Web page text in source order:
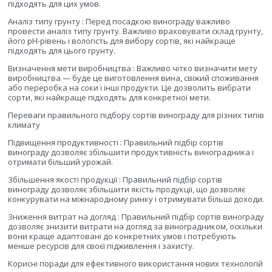
підходять для цих умов.
Аналіз типу грунту : Перед посадкою винограду важливо
провести аналіз типу грунту. Важливо враховувати склад грунту,
його pH-рівень і вологість для вибору сортів, які найкраще
підходять для цього грунту.
Визначення мети виробництва : Важливо чітко визначити мету
виробництва — буде це виготовлення вина, свіжий споживання
або переробка на соки і інші продукти. Це дозволить вибрати
сорти, які найкраще підходять для конкретної мети.
Переваги правильного підбору сортів винограду для різних типів
климату
Підвищення продуктивності : Правильний підбір сортів
винограду дозволяє збільшити продуктивність виноградника і
отримати більший урожай.
Збільшення якості продукції : Правильний підбір сортів
винограду дозволяє збільшити якість продукції, що дозволяє
конкурувати на міжнародному ринку і отримувати більші доходи.
Зниження витрат на догляд : Правильний підбір сортів винограду
дозволяє знизити витрати на догляд за виноградником, оскільки
вони краще адаптовані до конкретних умов і потребують
менше ресурсів для своєї підживлення і захисту.
Корисні поради для ефективного використання нових технологій